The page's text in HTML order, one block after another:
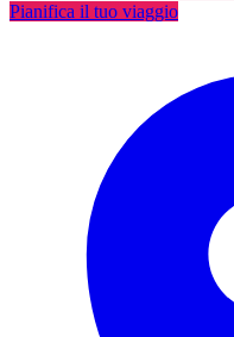
Pianifica il tuo viaggio